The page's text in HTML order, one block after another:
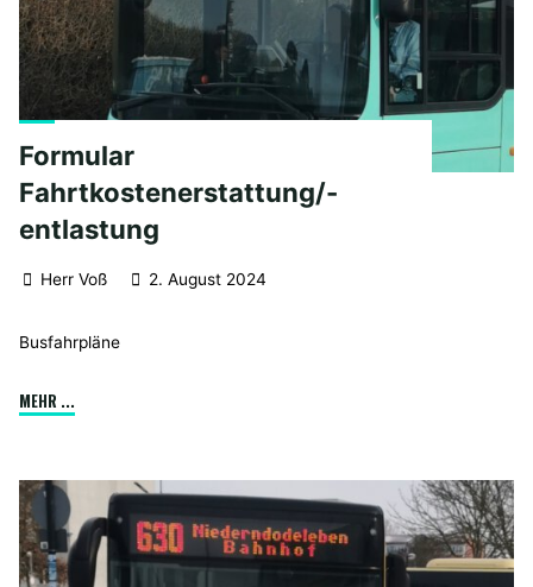
Formular
Fahrtkostenerstattung/-
entlastung
Herr Voß 2. August 2024
Busfahrpläne
MEHR ...